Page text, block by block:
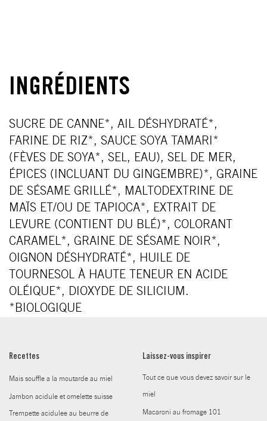
INGRÉDIENTS
SUCRE DE CANNE*, AIL DÉSHYDRATÉ*,
FARINE DE RIZ*, SAUCE SOYA TAMARI*
(FÈVES DE SOYA*, SEL, EAU), SEL DE MER,
ÉPICES (INCLUANT DU GINGEMBRE)*, GRAINE
DE SÉSAME GRILLÉ*, MALTODEXTRINE DE
MAÏS ET/OU DE TAPIOCA*, EXTRAIT DE
LEVURE (CONTIENT DU BLÉ)*, COLORANT
CARAMEL*, GRAINE DE SÉSAME NOIR*,
OIGNON DÉSHYDRATÉ*, HUILE DE
TOURNESOL À HAUTE TENEUR EN ACIDE
OLÉIQUE*, DIOXYDE DE SILICIUM.
*BIOLOGIQUE
Recettes
Mais souffle a la moutarde au miel
Jambon acidule et omelette suisse
Trempette acidulee au beurre de
Laissez-vous inspirer
Tout ce que vous devez savoir sur le
miel
Macaroni au fromage 101